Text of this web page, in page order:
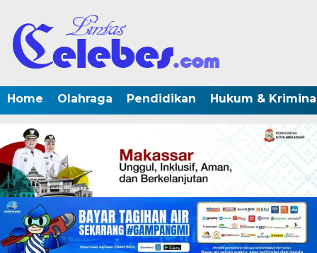
Home Olahraga Pendidikan Hukum &